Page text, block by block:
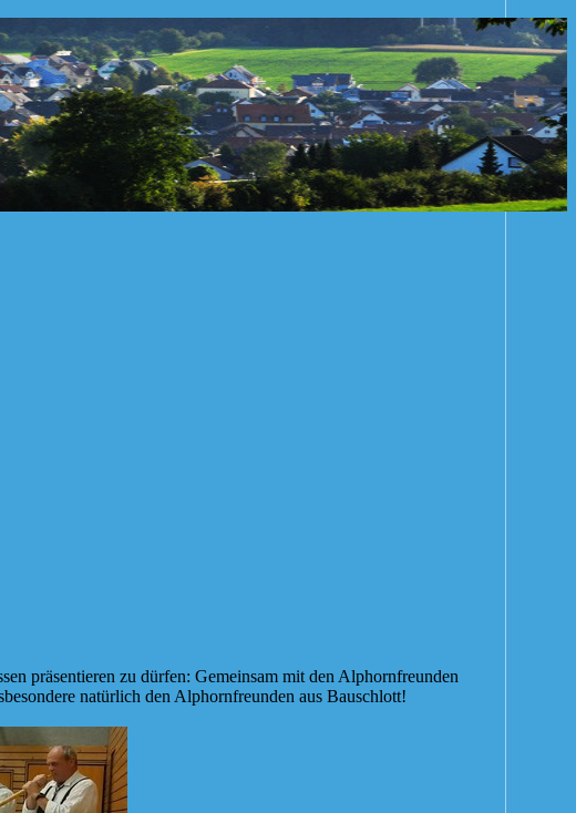
präsentieren zu dürfen: Gemeinsam mit den Alphornfreunden
natürlich den Alphornfreunden aus Bauschlott!